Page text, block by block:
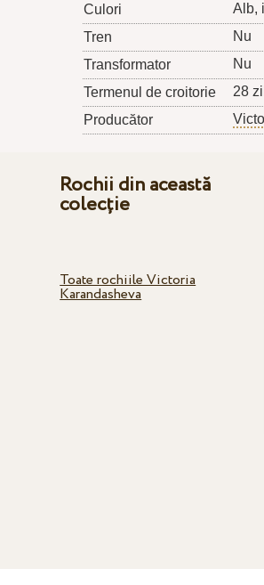
Culori
Alb,
Tren
Nu
Transformator
Nu
Termenul de croitorie
28
Producător
Rochii din această
colecție
Toate rochiile Victoria
Karandasheva